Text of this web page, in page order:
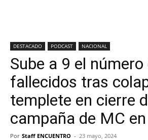
DESTACADO PODCAST NACIONAL
Sube a 9 el número
fallecidos tras
templete en cierre
campaña de MC
Por Staff ENCUENTRO - 23 mayo, 2024